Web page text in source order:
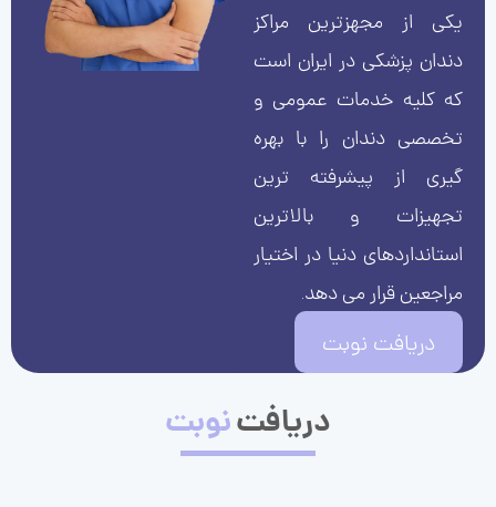
یکی از مجهزترین مراکز
دندان پزشکی در ایران است
که کلیه خدمات عمومی و
تخصصی دندان را با بهره
گیری از پیشرفته ترین
تجهیزات و بالاترین
استانداردهای دنیا در اختیار
مراجعین قرار می دهد.
دریافت نوبت
دریافتنوبت